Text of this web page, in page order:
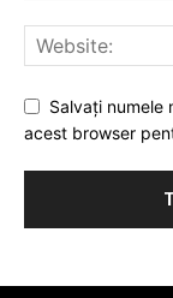
Salvați numele
acest browser